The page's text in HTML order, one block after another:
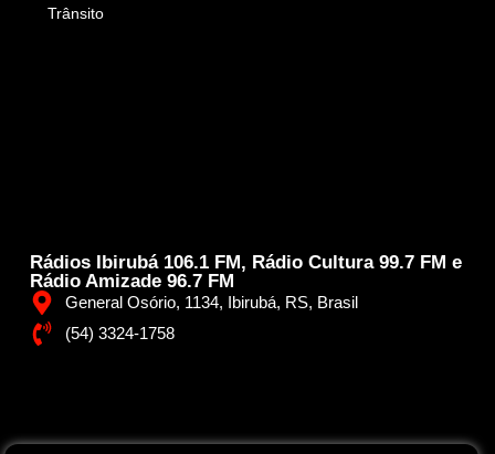
Rádios Ibirubá 106.1 FM, Rádio Cultura 99.7 FM e
Rádio Amizade 96.7 FM
General Osório, 1134, Ibirubá, RS, Brasil
(54) 3324-1758
Trânsito